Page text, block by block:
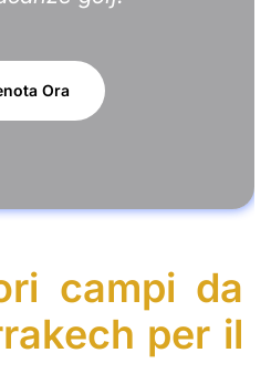
Ora
campi da
per il